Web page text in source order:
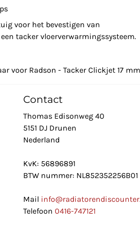
voor het bevestigen van
tacker vloerverwarmingssysteem.
voor Radson - Tacker Clickjet 17
Contact
Thomas Edisonweg 40
5151 DJ Drunen
Nederland
KvK: 56896891
BTW nummer: NL852352256B01
Mail
Telefoon 0416-747121